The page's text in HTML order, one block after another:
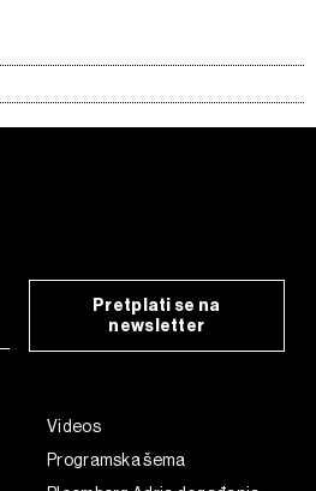
Pretplati se na
newsletter
Videos
Programska šema